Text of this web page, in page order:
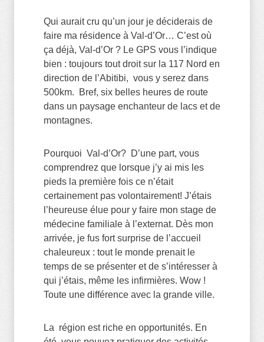
Qui aurait cru qu’un jour je déciderais de
faire ma résidence à Val-d’Or… C’est où
ça déjà, Val-d’Or ? Le GPS vous l’indique
bien : toujours tout droit sur la 117 Nord en
direction de l’Abitibi, vous y serez dans
500km. Bref, six belles heures de route
dans un paysage enchanteur de lacs et de
montagnes.
Pourquoi Val-d’Or? D’une part, vous
comprendrez que lorsque j’y ai mis les
pieds la première fois ce n’était
certainement pas volontairement! J’étais
l’heureuse élue pour y faire mon stage de
médecine familiale à l’externat. Dès mon
arrivée, je fus fort surprise de l’accueil
chaleureux : tout le monde prenait le
temps de se présenter et de s’intéresser à
qui j’étais, même les infirmières. Wow !
Toute une différence avec la grande ville.
La région est riche en opportunités. En